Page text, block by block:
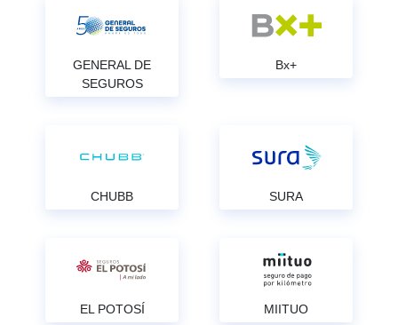
GENERAL DE
SEGUROS
Bx+
CHUBB SURA
EL POTOSÍ MIITUO